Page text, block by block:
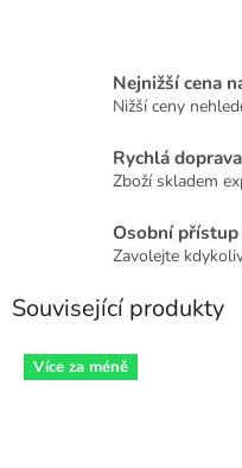
Nejnižší cena
Nižší ceny
Rychlá doprava
Zboží skladem
Osobní přístup
Zavolejte
Související produkty
Více za méně